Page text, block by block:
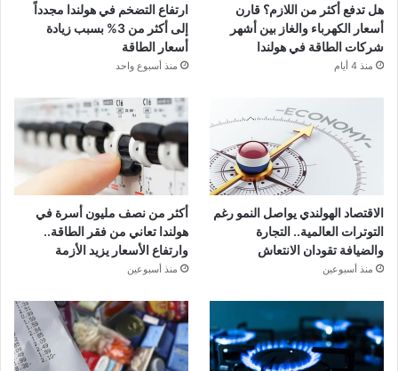
هل تدفع أكثر من اللازم؟ قارن
أسعار الكهرباء والغاز بين أشهر
شركات الطاقة في هولندا
منذ 4 أيام
ارتفاع التضخم في هولندا مجدداً
إلى أكثر من 3% بسبب زيادة
أسعار الطاقة
منذ أسبوع واحد
الاقتصاد الهولندي يواصل النمو رغم
التوترات العالمية.. التجارة
والضيافة تقودان الانتعاش
منذ أسبوعين
أكثر من نصف مليون أسرة في
هولندا تعاني من فقر الطاقة..
وارتفاع الأسعار يزيد الأزمة
منذ أسبوعين